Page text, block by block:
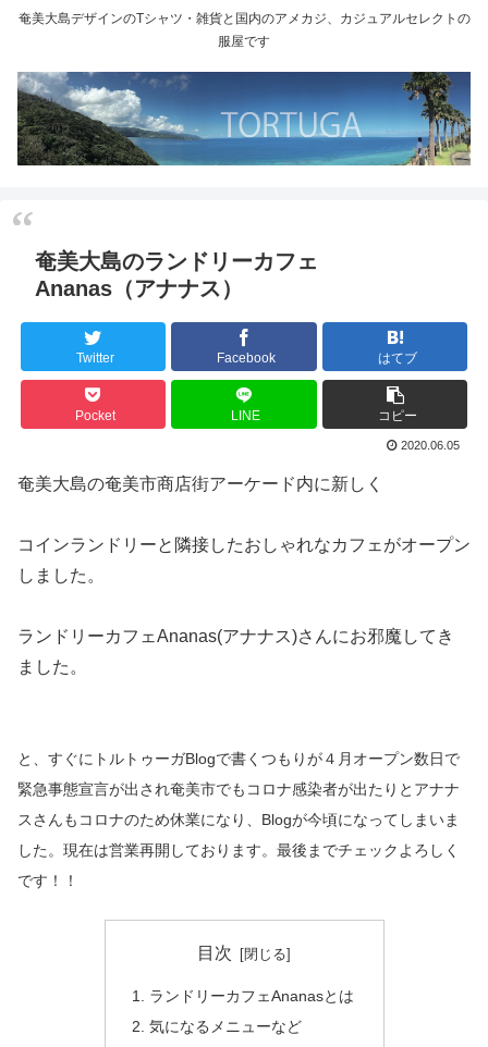
奄美大島デザインのTシャツ・雑貨と国内のアメカジ、カジュアルセレクトの
服屋です
奄美大島のランドリーカフェ
Ananas（アナナス）
Twitter Facebook はてブ
Pocket LINE コピー
2020.06.05
奄美大島の奄美市商店街アーケード内に新しく
コインランドリーと隣接したおしゃれなカフェがオープン
しました。
ランドリーカフェAnanas(アナナス)さんにお邪魔してき
ました。
と、すぐにトルトゥーガBlogで書くつもりが４月オープン数日で
緊急事態宣言が出され奄美市でもコロナ感染者が出たりとアナナ
スさんもコロナのため休業になり、Blogが今頃になってしまいま
した。現在は営業再開しております。最後までチェックよろしく
です！！
目次
ランドリーカフェAnanasとは
気になるメニューなど